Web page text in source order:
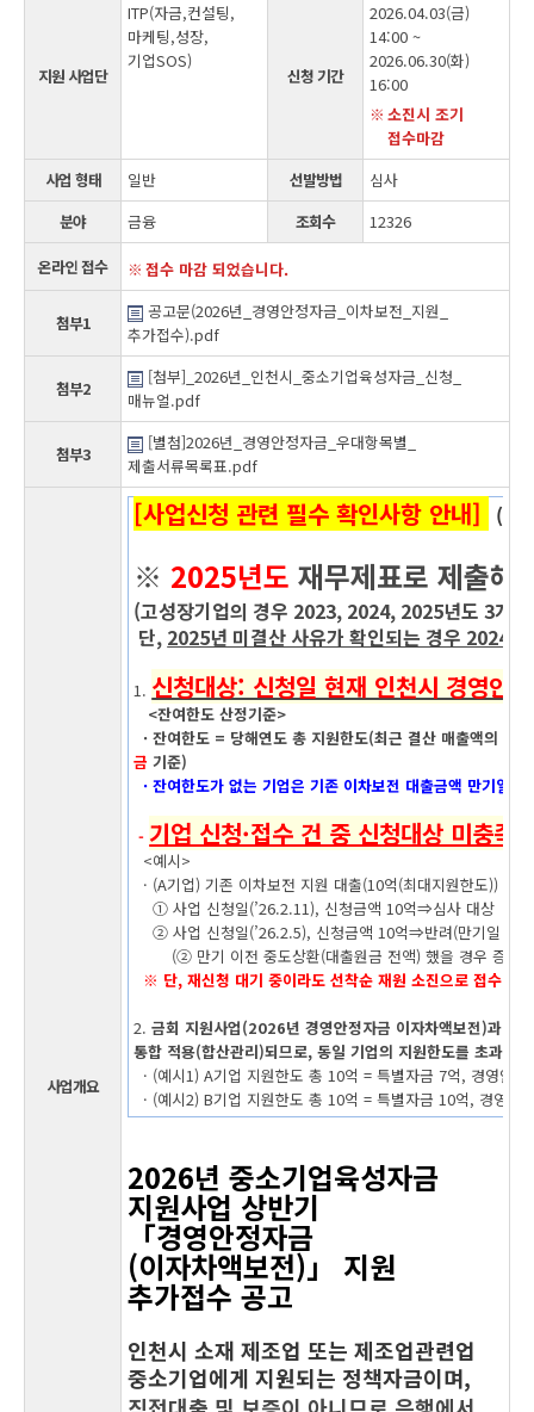
지원 사업단
ITP(자금,컨설팅,
마케팅,성장,
기업SOS)
신청 기간
2026.04.03(금)
14:00 ~
2026.06.30(화)
16:00
소진시 조기
접수마감
사업 형태
일반 선발방법
심사
분야
금융 조회수
12326
온라인 접수
접수 마감 되었습니다.
첨부1
공고문(2026년_경영안정자금_이차보전_지원_
추가접수).pdf
첨부2
[첨부]_2026년_인천시_중소기업육성자금_신청_
매뉴얼.pdf
첨부3
[별첨]2026년_경영안정자금_우대항목별_
제출서류목록표.pdf
사업개요
[사업신청 관련 필수 확인사항 안내] (사
※ 2025년도 재무제표로 제출
(고성장기업의 경우 2023, 2024, 2025년도 3개
단, 2025년 미결산 사유가 확인되는 경우 2024년
1. 신청대상: 신청일 현재 인천시 경영안
<잔여한도 산정기준>
· 잔여한도 = 당해연도 총 지원한도(최근 결산 매출액의 1/
금 기준)
· 잔여한도가 없는 기업은 기존 이차보전 대출금액 만기일
- 기업 신청·접수 건 중 신청대상 미충
<예시>
· (A기업) 기존 이차보전 지원 대출(10억(최대지원한도)) 만
① 사업 신청일(’26.2.11), 신청금액 10억⇒심사 대상
② 사업 신청일(’26.2.5), 신청금액 10억⇒반려(만기일 이
(② 만기 이전 중도상환(대출원금 전액) 했을 경우 증빙(
※ 단, 재신청 대기 중이라도 선착순 재원 소진으로 접수 마
2.금회 지원사업(2026년 경영안정자금 이자차액보전)과 별
통합 적용(합산관리)되므로, 동일 기업의 지원한도를 초과하
· (예시1) A기업 지원한도 총 10억 = 특별자금 7억, 경영안
· (예시2) B기업 지원한도 총 10억 = 특별자금 10억, 경영안
2026년 중소기업육성자금
지원사업 상반기
「경영안정자금
(이자차액보전)」 지원
추가접수 공고
인천시 소재 제조업 또는 제조업관련업
중소기업에게 지원되는 정책자금이며,